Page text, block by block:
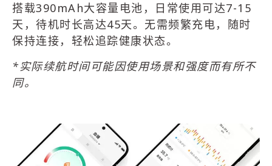
搭载390mAh大容量电池，日常使用可达7-15
天，待机时长高达45天。无需频繁充电，随时
保持连接，轻松追踪健康状态。
*实际续航时间可能因使用场景和强度而有所不
同。